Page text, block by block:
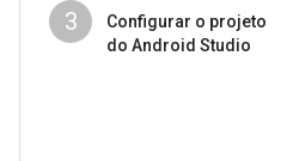
3
Configurar o projeto
do Android Studio